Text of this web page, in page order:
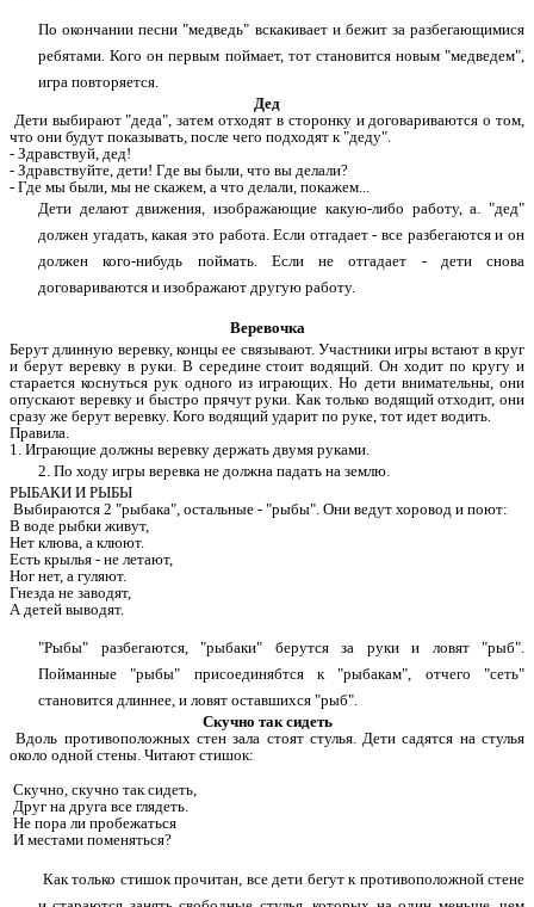
По окончании песни "медведь" вскакивает и бежит за разбегающимися
ребятами. Кого он первым поймает, тот становится новым "медведем",
игра повторяется.
Дед
Дети выбирают "деда", затем отходят в сторонку и договариваются о том,
что они будут показывать, после чего подходят к "деду".
- Здравствуй, дед!
- Здравствуйте, дети! Где вы были, что вы делали?
- Где мы были, мы не скажем, а что делали, покажем...
Дети делают движения, изображающие какую-либо работу, а. "дед"
должен угадать, какая это работа. Если отгадает - все разбегаются и он
должен кого-нибудь поймать. Если не отгадает - дети снова
договариваются и изображают другую работу.
Веревочка
Берут длинную веревку, концы ее связывают. Участники игры встают в круг
и берут веревку в руки. В середине стоит водящий. Он ходит по кругу и
старается коснуться рук одного из играющих. Но дети внимательны, они
опускают веревку и быстро прячут руки. Как только водящий отходит, они
сразу же берут веревку. Кого водящий ударит по руке, тот идет водить.
Правила.
1. Играющие должны веревку держать двумя руками.
2. По ходу игры веревка не должна падать на землю.
РЫБАКИ И РЫБЫ
Выбираются 2 "рыбака", остальные - "рыбы". Они ведут хоровод и поют:
В воде рыбки живут,
Нет клюва, а клюют.
Есть крылья - не летают,
Ног нет, а гуляют.
Гнезда не заводят,
А детей выводят.
"Рыбы" разбегаются, "рыбаки" берутся за руки и ловят "рыб".
Пойманные "рыбы" присоединябтся к "рыбакам", отчего "сеть"
становится длиннее, и ловят оставшихся "рыб".
Скучно так сидеть
Вдоль противоположных стен зала стоят стулья. Дети садятся на стулья
около одной стены. Читают стишок:
Скучно, скучно так сидеть,
Друг на друга все глядеть.
Не пора ли пробежаться
И местами поменяться?
Как только стишок прочитан, все дети бегут к противоположной стене